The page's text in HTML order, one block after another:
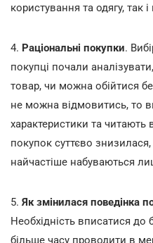
користування та одягу, так
4. Раціональні покупки.
покупці почали
товар, чи можна обійтися
не можна відмовитись, то
характеристики та читають
покупок суттєво
найчастіше набуваються
5. Як змінилася поведінка
Необхідність вписатися
більше часу проводити в